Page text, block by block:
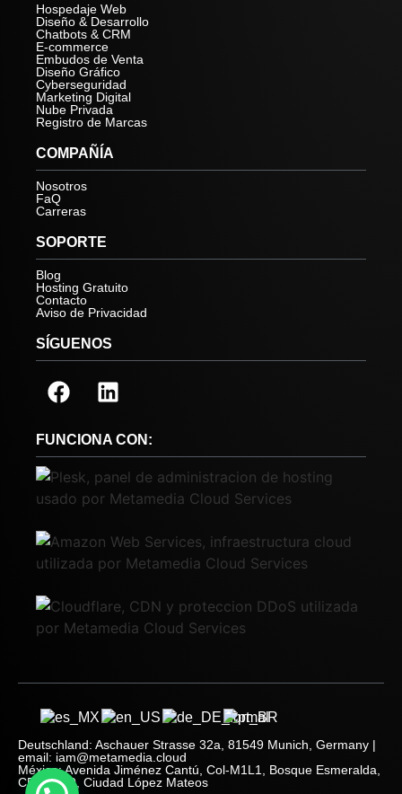
Hospedaje Web
Diseño & Desarrollo
Chatbots & CRM
E-commerce
Embudos de Venta
Diseño Gráfico
Cyberseguridad
Marketing Digital
Nube Privada
Registro de Marcas
COMPAÑÍA
Nosotros
FaQ
Carreras
SOPORTE
Blog
Hosting Gratuito
Contacto
Aviso de Privacidad
SÍGUENOS
FUNCIONA CON:
Deutschland: Aschauer Strasse 32a, 81549 Munich, Germany |
email: iam@metamedia.cloud
México: Avenida Jiménez Cantú, Col-M1L1, Bosque Esmeralda,
CP. 52930, Ciudad López Mateos